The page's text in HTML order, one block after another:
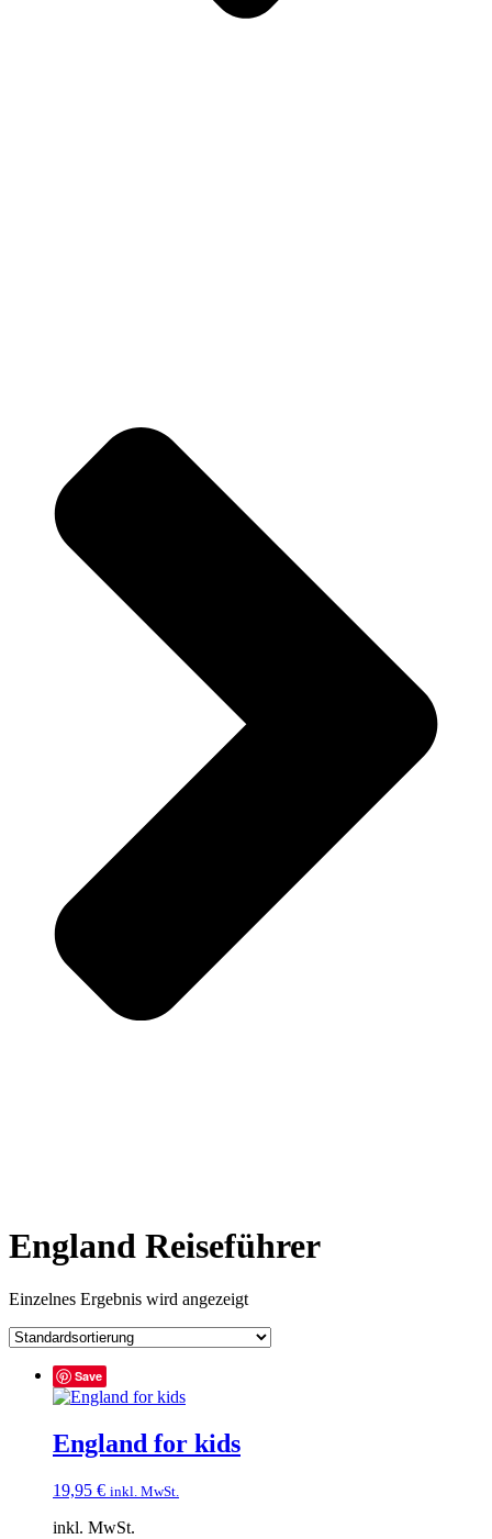
England Reiseführer
Einzelnes Ergebnis wird angezeigt
Save
England for kids
19,95 € inkl. MwSt.
inkl. MwSt.